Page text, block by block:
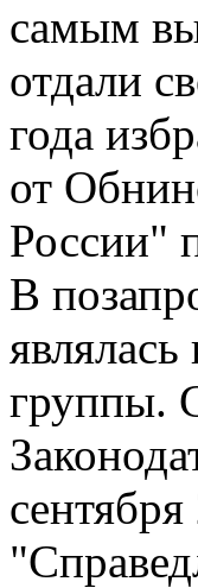
самым
отдали
года
от
России"
В
группы.